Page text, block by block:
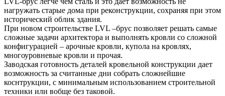
нагружать старые дома при реконструкции, сохраняя при этом
исторический облик здания.
При новом строительстве LVL –брус позволяет решать самые
сложные задачи архитектора и выполнять кровли со сложной
конфигурацией – арочные кровли, купола на кровлях,
многоуровневые кровли и прочая.
Заводская готовность деталей кровельной конструкции дает
возможность за считанные дни собрать сложнейшие
коснтрукции, с минимальным использованием строительной
техники или вобще без таковой.